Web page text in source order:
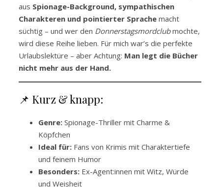
aus Spionage-Background, sympathischen
Charakteren und pointierter Sprache macht
süchtig – und wer den Donnerstagsmordclubmochte,
wird diese Reihe lieben. Für mich war’s die perfekte
Urlaubslektüre – aber Achtung: Man legt die Bücher
nicht mehr aus der Hand.
📌 Kurz & knapp:
Genre: Spionage-Thriller mit Charme &
Köpfchen
Ideal für: Fans von Krimis mit Charaktertiefe
und feinem Humor
Besonders: Ex-Agent:innen mit Witz, Würde
und Weisheit